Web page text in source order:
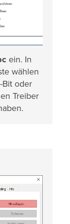
ein. In
wählen
Bit oder
Treiber